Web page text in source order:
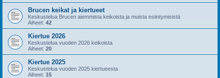
Brucen keikat ja kiertueet
Keskustelua Brucen aiemmista keikoista ja muista esiintymisistä
Aiheet: 42
Kiertue 2026
Keskustelua vuoden 2026 keikoista
Aiheet: 20
Kiertue 2025
Keskustelua vuoden 2025 kiertueesta
Aiheet: 15